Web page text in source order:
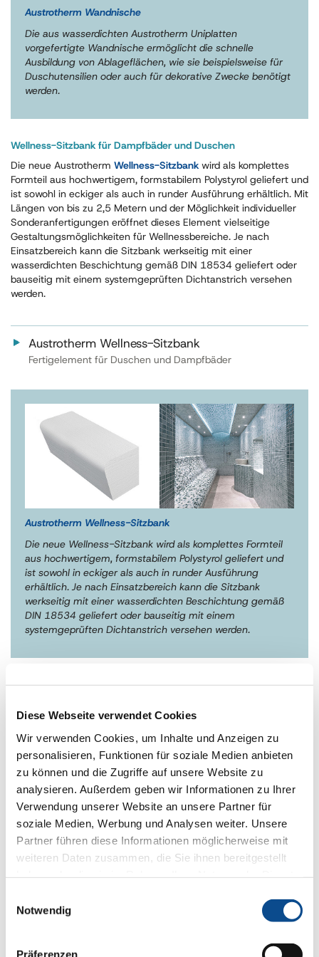
Diese Webseite verwendet Cookies
Wir verwenden Cookies, um Inhalte und Anzeigen zu
personalisieren, Funktionen für soziale Medien anbieten
zu können und die Zugriffe auf unsere Website zu
analysieren. Außerdem geben wir Informationen zu Ihrer
Verwendung unserer Website an unsere Partner für
soziale Medien, Werbung und Analysen weiter. Unsere
Partner führen diese Informationen möglicherweise mit
weiteren Daten zusammen, die Sie ihnen bereitgestellt
Notwendig
Präferenzen
Austrotherm Wandnische
Die aus wasserdichten Austrotherm Uniplatten
vorgefertigte Wandnische ermöglicht die schnelle
Ausbildung von Ablageflächen, wie sie beispielsweise für
Duschutensilien oder auch für dekorative Zwecke benötigt
werden.
Wellness-Sitzbank für Dampfbäder und Duschen
Die neue Austrotherm Wellness-Sitzbankwird als komplettes
Formteil aus hochwertigem, formstabilem Polystyrol geliefert und
ist sowohl in eckiger als auch in runder Ausführung erhältlich. Mit
Längen von bis zu 2,5 Metern und der Möglichkeit individueller
Sonderanfertigungen eröffnet dieses Element vielseitige
Gestaltungsmöglichkeiten für Wellnessbereiche. Je nach
Einsatzbereich kann die Sitzbank werkseitig mit einer
wasserdichten Beschichtung gemäß DIN 18534 geliefert oder
bauseitig mit einem systemgeprüften Dichtanstrich versehen
werden.
Austrotherm Wellness-Sitzbank
Fertigelement für Duschen und Dampfbäder
Austrotherm Wellness-Sitzbank
Die neue Wellness-Sitzbank wird als komplettes Formteil
aus hochwertigem, formstabilem Polystyrol geliefert und
ist sowohl in eckiger als auch in runder Ausführung
erhältlich. Je nach Einsatzbereich kann die Sitzbank
werkseitig mit einer wasserdichten Beschichtung gemäß
DIN 18534 geliefert oder bauseitig mit einem
systemgeprüften Dichtanstrich versehen werden.
Austrotherm UNIPLATTE Flexibel für kreative Formen
ermöglicht die Umsetzung runder Formen, wie sie häufig bei
Säulen oder Wellnessbänken benötigt werden. Werkseitige
Quereinschnitte erlauben das einfache Formen selbst von engen
Radien. Auf Wunsch ist die flexible Uniplatte auch mit
Längsschnitten lieferbar.